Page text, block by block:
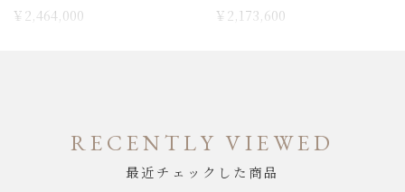
￥2,464,000
￥2,173,600
RECENTLY VIEWED
最近チェックした商品